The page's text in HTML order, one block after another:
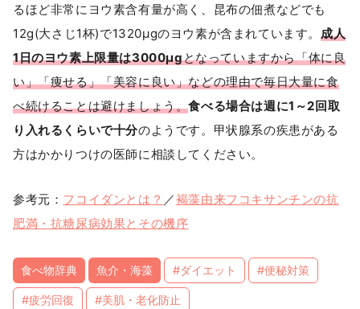
るほど非常にヨウ素含有量が高く、昆布の佃煮などでも
12g(大さじ1杯)で1320μgのヨウ素が含まれています。成人
1日のヨウ素上限量は3000μgとなっていますから「体に良
い」「痩せる」「美容に良い」などの理由で毎日大量に食
べ続けることは避けましょう。食べる場合は週に1～2回取
り入れるくらいで十分のようです。甲状腺系の疾患がある
方はかかりつけの医師に相談してください。
参考元： フコイダンとは？ ／褐藻由来フコキサンチンの抗
肥満・抗糖尿病効果とその機序
食べ物辞典 魚介・海藻 #ダイエット #便秘対策
#疲労回復 #美肌・老化防止